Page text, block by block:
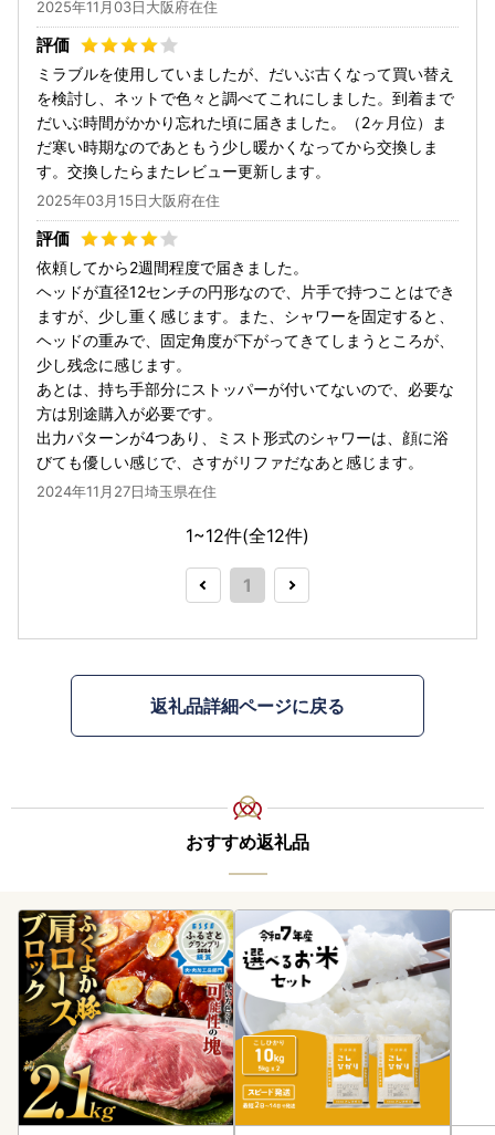
2025年11月03日大阪府在住
ミラブルを使用していましたが、だいぶ古くなって買い替え
を検討し、ネットで色々と調べてこれにしました。到着まで
だいぶ時間がかかり忘れた頃に届きました。（2ヶ月位）ま
だ寒い時期なのであともう少し暖かくなってから交換しま
す。交換したらまたレビュー更新します。
2025年03月15日大阪府在住
依頼してから2週間程度で届きました。
ヘッドが直径12センチの円形なので、片手で持つことはでき
ますが、少し重く感じます。また、シャワーを固定すると、
ヘッドの重みで、固定角度が下がってきてしまうところが、
少し残念に感じます。
あとは、持ち手部分にストッパーが付いてないので、必要な
方は別途購入が必要です。
出力パターンが4つあり、ミスト形式のシャワーは、顔に浴
びても優しい感じで、さすがリファだなあと感じます。
2024年11月27日埼玉県在住
1~12件(全12件)
1
返礼品詳細ページに戻る
おすすめ返礼品